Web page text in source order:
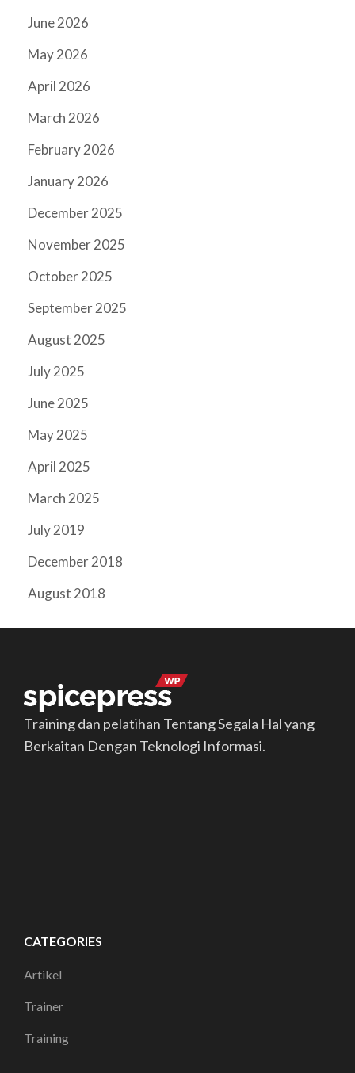
June 2026
May 2026
April 2026
March 2026
February 2026
January 2026
December 2025
November 2025
October 2025
September 2025
August 2025
July 2025
June 2025
May 2025
April 2025
March 2025
July 2019
December 2018
August 2018
Training dan pelatihan Tentang Segala Hal yang
Berkaitan Dengan Teknologi Informasi.
CATEGORIES
Artikel
Trainer
Training